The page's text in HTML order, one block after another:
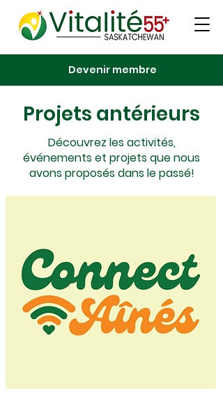
Devenir membre
Projets antérieurs
Découvrez les activités,
événements et projets que nous
avons proposés dans le passé!